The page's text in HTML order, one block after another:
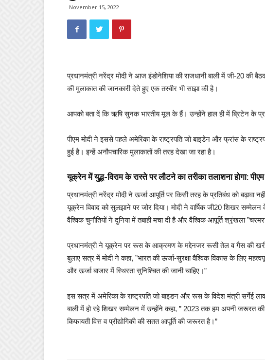
November 15, 2022
प्रधानमंत्री नरेंद्र मोदी ने आज इंडोनेशिया की राजधानी बाली में जी-20
की मुलाकात की जानकारी देते हुए एक तस्वीर भी साझा की है।
आपको बता दें कि ऋषि सुनक भारतीय मूल के हैं। उन्होंने हाल ही में ब्रिटेन के
पीएम मोदी ने इससे पहले अमेरिका के राष्ट्रपति जो बाइडेन और फ्रांस के
हुई है। इन्हें अनौपचारिक मुलाकातों की तरह देखा जा रहा है।
यूक्रेन में युद्ध-विराम के रास्ते पर लौटने का तरीका तलाशना होगा: पीएम
प्रधानमंत्री नरेंद्र मोदी ने ऊर्जा आपूर्ति पर किसी तरह के प्रतिबंध को
यूक्रेन विवाद को सुलझाने पर जोर दिया। मोदी ने वार्षिक जी20 शिखर
वैश्विक चुनौतियों ने दुनिया में तबाही मचा दी है और वैश्विक आपूर्ति श्रृंखला
प्रधानमंत्री ने यूक्रेन पर रूस के आक्रमण के मद्देनजर रूसी तेल व गैस की खरीद के
बुलाए सत्र में मोदी ने कहा, ”भारत की ऊर्जा-सुरक्षा वैश्विक विकास के लिए
और ऊर्जा बाजार में स्थिरता सुनिश्चित की जानी चाहिए।”
इस सत्र में अमेरिका के राष्ट्रपति जो बाइडन और रूस के विदेश मंत्री सर्गेई
बाली में हो रहे शिखर सम्मेलन में उन्होंने कहा, ” 2023 तक हम अपनी जरूरत
किफायती वित्त व प्रौद्योगिकी की सतत आपूर्ति की जरूरत है।”